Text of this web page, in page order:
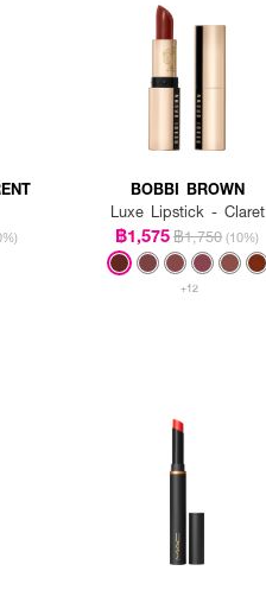
BOBBI BROWN
Luxe Lipstick - Claret
฿1,575฿1,750 (10%)
+12